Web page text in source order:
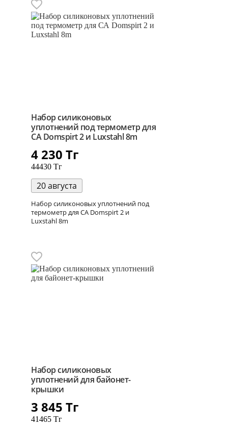
Набор силиконовых
уплотнений под термометр для
СА Domspirt 2 и Luxstahl 8m
4 230 Тг
44430 Тг
20 августа
Набор силиконовых уплотнений под
термометр для СА Domspirt 2 и
Luxstahl 8m
Набор силиконовых
уплотнений для байонет-
крышки
3 845 Тг
41465 Тг